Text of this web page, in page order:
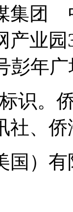
集团
产业
彭年
识。
社、
国）